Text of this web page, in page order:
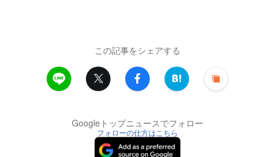
この記事をシェアする
Googleトップニュースでフォロー
フォローの仕方はこちら